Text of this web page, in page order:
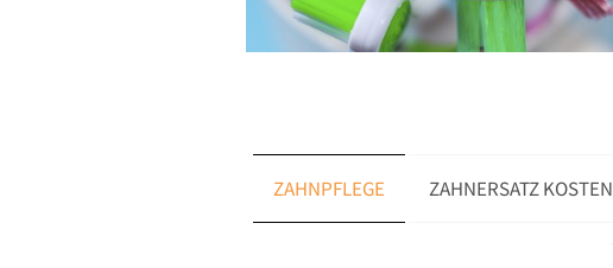
ZAHNPFLEGE ZAHNERSATZ KOSTEN